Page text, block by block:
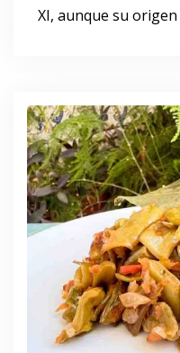
XI, aunque su origen